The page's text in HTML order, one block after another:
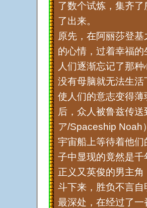
了数个试炼，集齐
了出来。
原先，在阿丽莎登
的心情，过着幸福
人们逐渐忘记了那
没有母脑就无法生
使人们的意志变得
后，众人被鲁兹传
ア/Spaceship Noah
宇宙船上等待着他
子中显现的竟然是
正义又英俊的男主角
斗下来，胜负不言自
最深处，在经过了一